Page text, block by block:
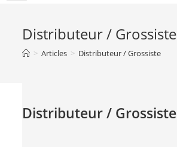
Distributeur / Grossiste
> Articles > Distributeur / Grossiste
Distributeur / Grossiste